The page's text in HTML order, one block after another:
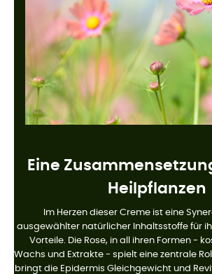
Eine
Heilpflanzen
Im Herzen dieser Creme ist eine
ausgewählter natürlicher Inhaltsstoffe für
Vorteile. Die Rose, in all ihren Formen -
Wachs und Extrakte - spielt eine zentrale
bringt die Epidermis Gleichgewicht und